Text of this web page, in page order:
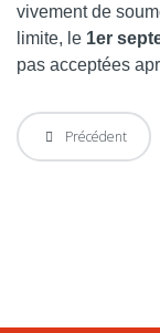
vivement de
limite, le 1er
pas acceptées
Précédent